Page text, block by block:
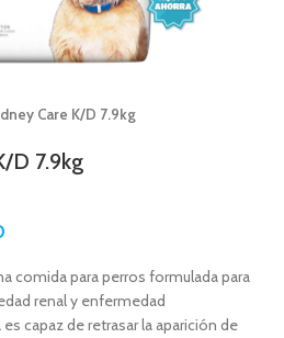
Care K/D 7.9kg
D 7.9kg
comida para perros formulada para
renal y enfermedad
capaz de retrasar la aparición de